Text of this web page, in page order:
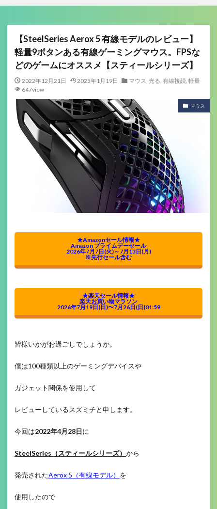
【SteelSeries Aerox 5 有線モデルのレビュー】
軽量9ボタンある有線ゲーミングマウス。FPSな
どのゲームにオススメ【スティールシリーズ】
2022年12月21日 2025年1月19日 マウス, 光る, 有線接続, 軽量
647view
マウス
★Amazonセール情報★
Amazon プライムデーセール
2026年7月7日(火)～7月13日(月)
※先行セール含む
★楽天セール情報★
楽天お買い物マラソン
2026年7月19日(日)〜7月26日(日)01:59
皆様いかがお過ごしでしょうか。
僕は100種類以上のゲーミングデバイスや
ガジェット関係を使用して
レビューしているスズミチと申します。
今回は2022年4月28日に
SteelSeries（スティールシリーズ） から
発売されたAerox 5（有線モデル） を
使用したので